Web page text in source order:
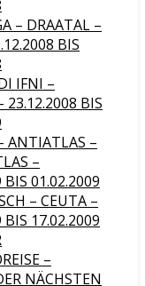
– DRAATAL –
BIS
IFNI –
23.12.2008 BIS
ANTIATLAS –
–
BIS 01.02.2009
– CEUTA –
BIS 17.02.2009
–
NÄCHSTEN